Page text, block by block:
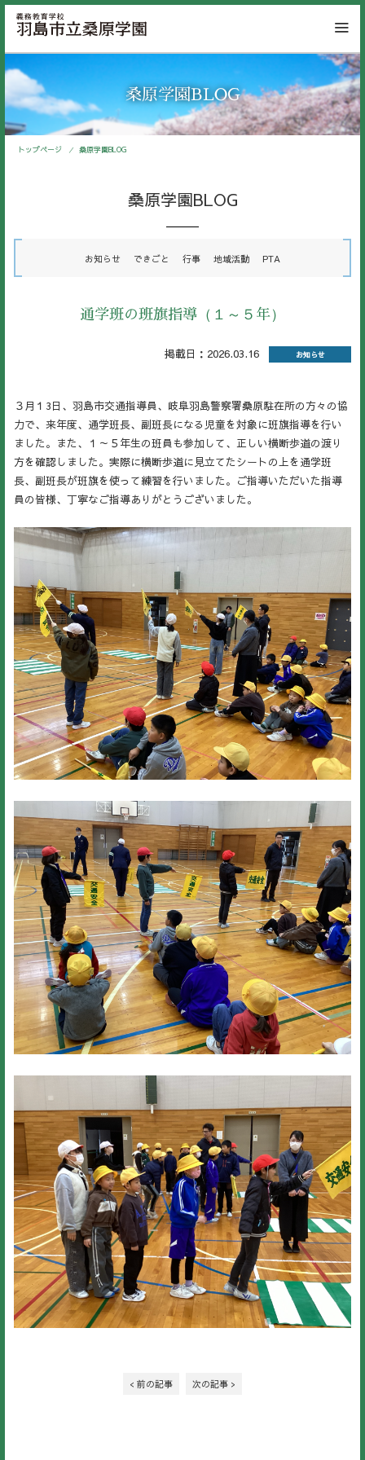
桑原学園BLOG
トップページ 桑原学園BLOG
桑原学園BLOG
お知らせ できごと 行事 地域活動 PTA
通学班の班旗指導（１～５年）
掲載日：2026.03.16 お知らせ
３月１3日、羽島市交通指導員、岐阜羽島警察署桑原駐在所の方々の協
力で、来年度、通学班長、副班長になる児童を対象に班旗指導を行い
ました。また、１～５年生の班員も参加して、正しい横断歩道の渡り
方を確認しました。実際に横断歩道に見立てたシートの上を通学班
長、副班長が班旗を使って練習を行いました。ご指導いただいた指導
員の皆様、丁寧なご指導ありがとうございました。
< 前の記事 次の記事 >